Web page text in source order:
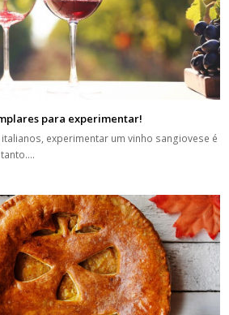
para experimentar!
experimentar um vinho sangiovese é